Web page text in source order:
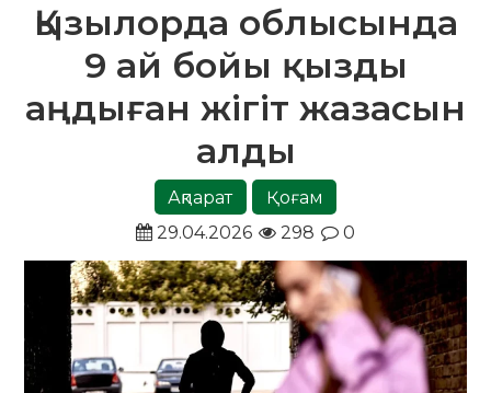
Қызылорда облысында
9 ай бойы қызды
аңдыған жігіт жазасын
алды
Ақпарат
Қоғам
29.04.2026
298 0